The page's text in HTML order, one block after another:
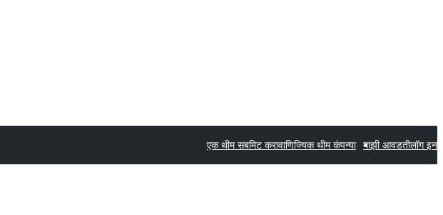
एक थीम सबमिट करावाणिज्यिक थीम कंपन्या माझी आवडतीलॉग इन